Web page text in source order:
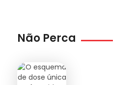
Não Perca